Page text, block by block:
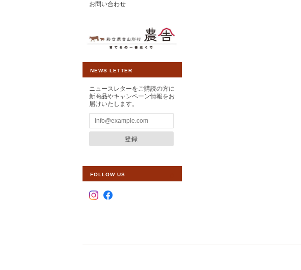
お問い合わせ
NEWS LETTER
ニュースレターをご購読の方に
新商品やキャンペーン情報をお
届けいたします。
登録
FOLLOW US